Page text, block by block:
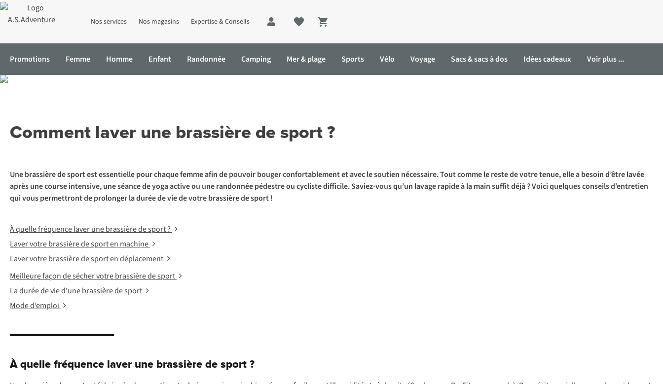
Nos services Nos magasins Expertise & Conseils
Shopping cart
Promotions Femme Homme Enfant Randonnée Camping Mer & plage Sports Vélo Voyage Sacs & sacs à dos Idées cadeaux Voir plus ...
Accueil
Comment laver une brassière de sport ?
Une brassière de sport est essentielle pour chaque femme afin de pouvoir bouger confortablement et avec le soutien nécessaire. Tout comme le reste de votre tenue, elle a besoin d’être lavée
après une course intensive, une séance de yoga active ou une randonnée pédestre ou cycliste difficile. Saviez-vous qu’un lavage rapide à la main suffit déjà ? Voici quelques conseils d’entretien
qui vous permettront de prolonger la durée de vie de votre brassière de sport !
À quelle fréquence laver une brassière de sport ?
Laver votre brassière de sport en machine
Laver votre brassière de sport en déplacement
Meilleure façon de sécher votre brassière de sport
La durée de vie d'une brassière de sport
Mode d’emploi
À quelle fréquence laver une brassière de sport ?